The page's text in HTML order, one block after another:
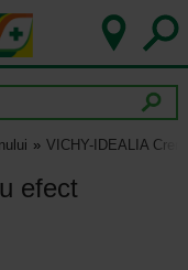
VICHY-IDEALIA
efect